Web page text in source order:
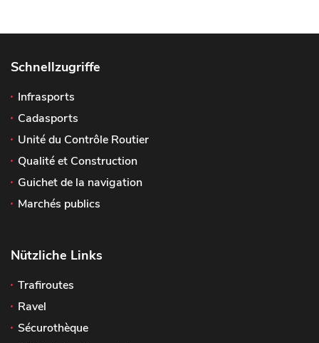
Schnellzugriffe
Infrasports
Cadasports
Unité du Contrôle Routier
Qualité et Construction
Guichet de la navigation
Marchés publics
Nützliche Links
Trafiroutes
Ravel
Sécurothèque